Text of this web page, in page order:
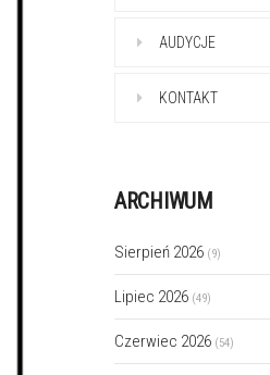
AUDYCJE
KONTAKT
ARCHIWUM
Sierpień 2026 (9)
Lipiec 2026 (49)
Czerwiec 2026 (54)